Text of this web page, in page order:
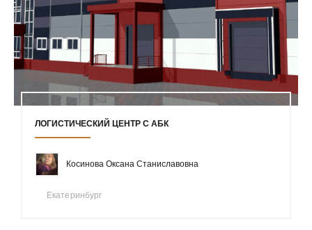
ЛОГИСТИЧЕСКИЙ ЦЕНТР С АБК
Косинова Оксана Станиславовна
Екатеринбург